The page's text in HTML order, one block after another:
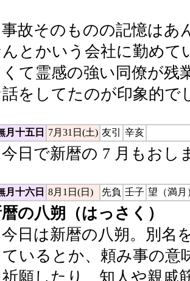
故そのものの記憶はあ
とかいう会社に勤めて
くて霊感の強い同僚が
をしてたのが印象的で
月十五日 7月31日(土) 友引 辛亥
日で新暦の 7 月もおし
月十六日 8月1日(日) 先負 壬子 望（満月
の八朔（はっさく）
日は新暦の八朔。別名
ているとか、頼み事の
祈願したり、知人や親戚